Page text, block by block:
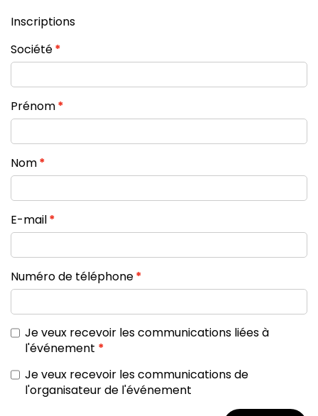
Inscriptions
Société
Prénom
Nom
E-mail
Numéro de téléphone
Je veux recevoir les communications liées à
l'événement
Je veux recevoir les communications de
l'organisateur de l'événement